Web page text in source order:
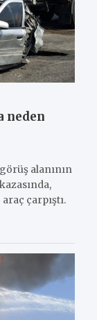
neden
alanının
çarpıştı.